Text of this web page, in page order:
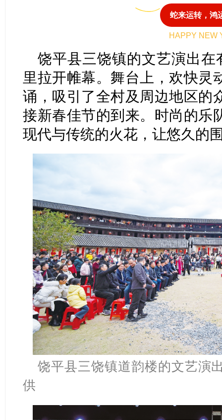
蛇来运转，鸿
HAPPY NEW
饶平县三饶镇的文艺演出
里拉开帷幕。舞台上，欢快灵
诵，吸引了全村及周边地区的
接新春佳节的到来。时尚的乐
现代与传统的火花，让悠久的
饶平县三饶镇道韵楼的文艺演
供